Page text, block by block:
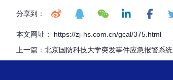
分享到：
本文网址： https://zj-hs.com.cn/gcal/375.html
上一篇： 北京国防科技大学突发事件应急报警系统